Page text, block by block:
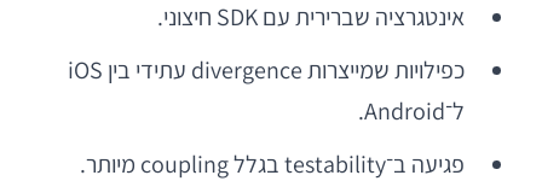
אינטגרציה שברירית עם SDK חיצוני.
כפילויות שמייצרות divergence עתידי בין iOS
ל־Android.
פגיעה ב־testability בגלל coupling מיותר.